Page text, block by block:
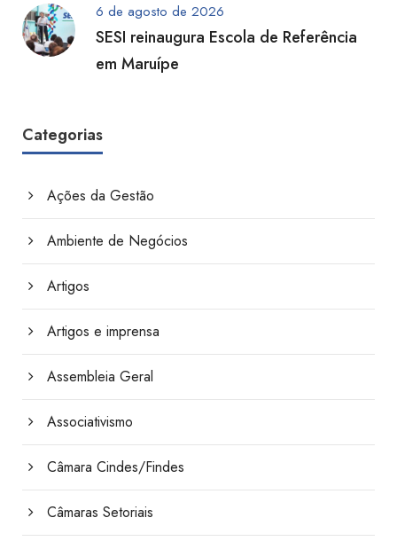
6 de agosto de 2026
SESI reinaugura Escola de Referência
em Maruípe
Categorias
Ações da Gestão
Ambiente de Negócios
Artigos
Artigos e imprensa
Assembleia Geral
Associativismo
Câmara Cindes/Findes
Câmaras Setoriais